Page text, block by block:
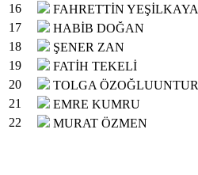
16 FAHRETTİN YEŞİLKAYA
17
HABİB DOĞAN
18
ŞENER ZAN
19
FATİH TEKELİ
20
TOLGA ÖZOĞLUUNTUR
21
EMRE KUMRU
22
MURAT ÖZMEN